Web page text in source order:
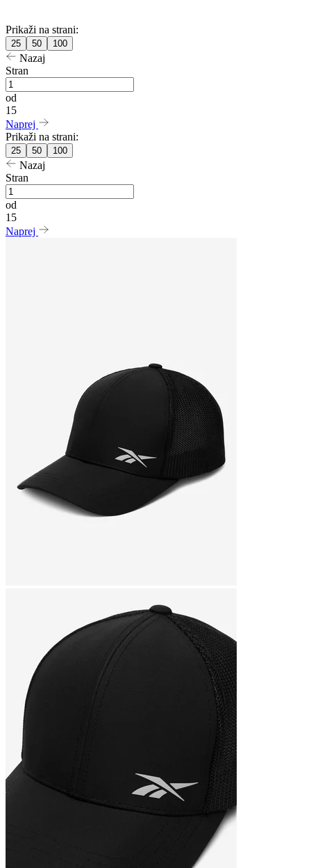
Prikaži na strani:
25 50 100
Nazaj
Stran
od
15
Naprej
Prikaži na strani:
25 50 100
Nazaj
Stran
od
15
Naprej